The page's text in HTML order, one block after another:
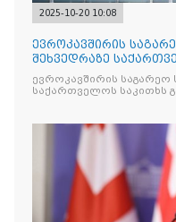
2025-10-20 10:08
ევროკავშირის
შეხვედრაზე
ევროკავშირის საგარეო
საქართველოს საკითხს